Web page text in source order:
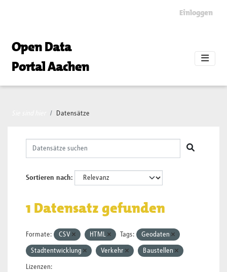
Einloggen
Open Data
Portal Aachen
Datensätze
Sortieren nach
1 Datensatz gefunden
Formate: CSV HTML Tags: Geodaten
Stadtentwicklung Verkehr Baustellen
Lizenzen: